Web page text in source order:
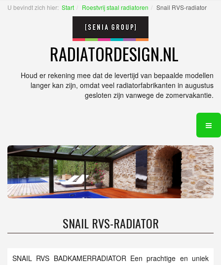
U bevindt zich hier: Start Roestvrij staal radiatoren Snail RVS-radiator
RADIATORDESIGN.NL
Houd er rekening mee dat de levertijd van bepaalde modellen
langer kan zijn, omdat veel radiatorfabrikanten in augustus
gesloten zijn vanwege de zomervakantie.
SNAIL RVS-RADIATOR
SNAIL RVS BADKAMERRADIATOR Een prachtige en uniek